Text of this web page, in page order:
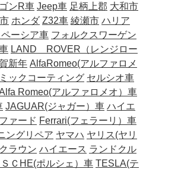
ンR車 Jeep車 足柄上郡 大和市
ホンダ Z32車 綾瀬市 ハリア
ペーシア車 フォルクスワーゲン
LAND ROVER（レンジロー
新年 AlfaRomeo(アルファロメ
ックコーティング セルシオ車
Romeo(アルファロメオ）車
JAGUAR(ジャガー）車 ハイエ
ァード Ferrari(フェラーリ）車
ングリペア ヤマハ ヤリス(ヤリ
クラウン ハイエース ランドクル
ＣHE(ポルシェ）車 TESLA(テ